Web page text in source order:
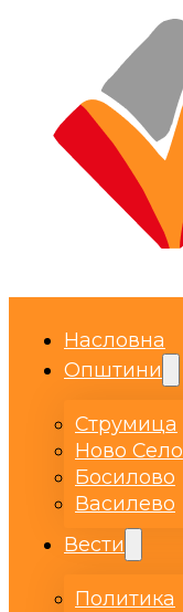
Насловна
Општини
Струмица
Ново Село
Босилово
Василево
Вести
Политика